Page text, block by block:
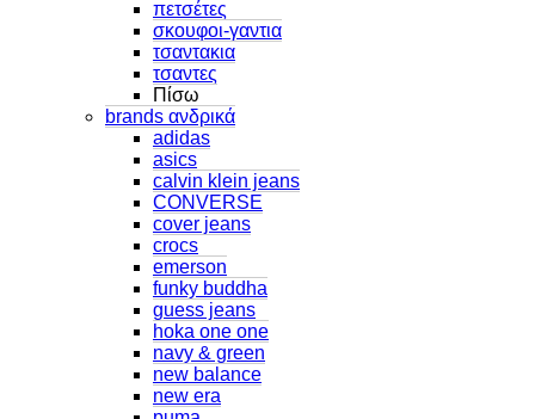
πετσέτες
σκουφοι-γαντια
τσαντακια
τσαντες
Πίσω
brands ανδρικά
adidas
asics
calvin klein jeans
CONVERSE
cover jeans
crocs
emerson
funky buddha
guess jeans
hoka one one
navy & green
new balance
new era